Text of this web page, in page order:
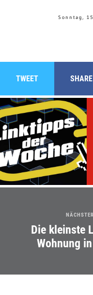
Sonntag,
TWEET SHARE
Die kleinste
Wohnung